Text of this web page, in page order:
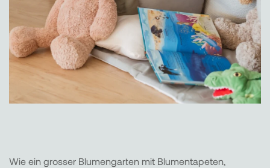
Wie ein grosser Blumengarten mit Blumentapeten,